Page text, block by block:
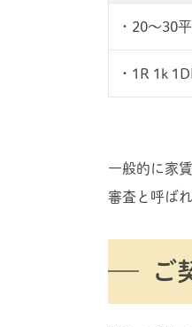
・20〜30
・1R 1k
一般的に家
審査と呼ば
ご